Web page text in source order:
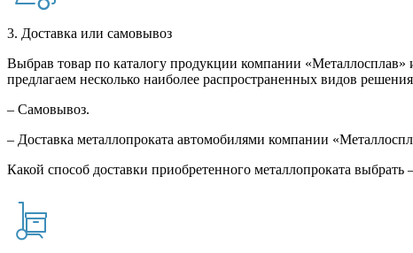
3. Доставка или самовывоз
Выбрав товар по каталогу продукции компании
предлагаем несколько наиболее распространенных видов
– Самовывоз.
– Доставка металлопроката автомобилями компании
Какой способ доставки приобретенного металлопроката